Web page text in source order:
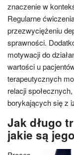
znaczenie w
Regularne
przezwyciężeniu
sprawności.
motywacji do
wartości u
terapeutycznych
relacji
borykających się z
Jak długo
jakie są